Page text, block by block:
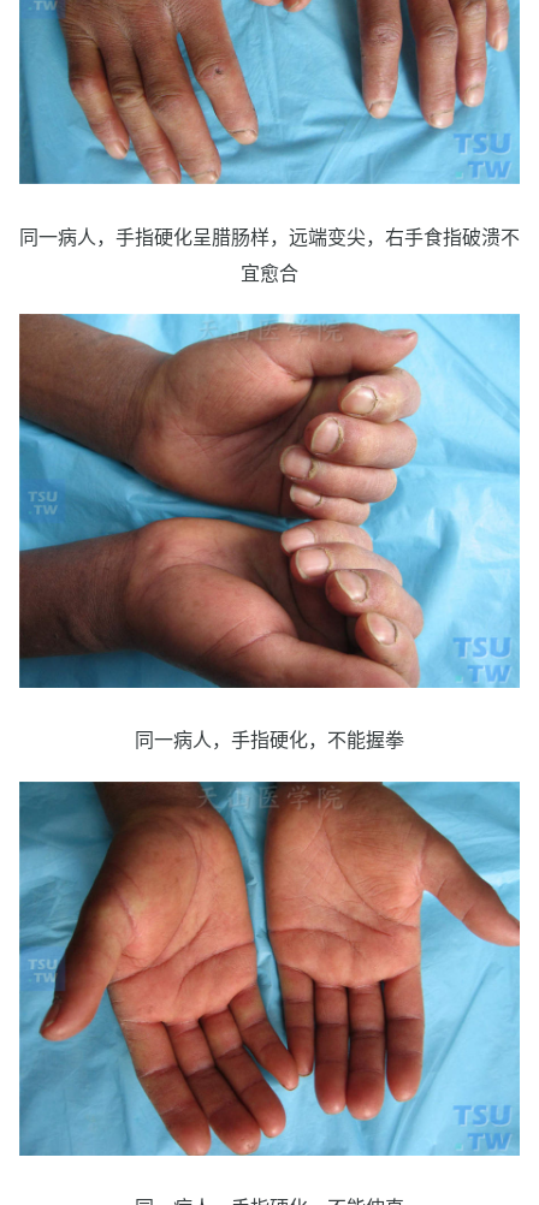
同一病人，手指硬化呈腊肠样，远端变尖，右手食指破溃不
宜愈合
同一病人，手指硬化，不能握拳